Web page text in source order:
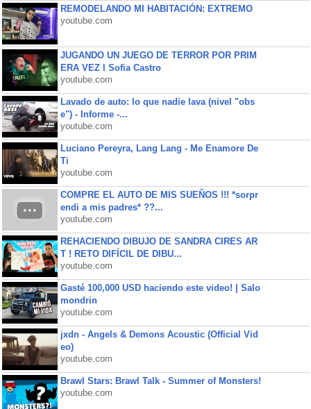
REMODELANDO MI HABITACIÓN: EXTREMO
youtube.com
JUGANDO UN JUEGO DE TERROR POR PRIM
ERA VEZ l Sofia Castro
youtube.com
Lavado de auto: lo que nadie lava (nivel "obs
e") - Informe -...
youtube.com
Luciano Pereyra, Lang Lang - Me Enamore De
Ti
youtube.com
COMPRE EL AUTO DE MIS SUEÑOS !!! *sorpr
endi a mis padres* ??...
youtube.com
REHACIENDO DIBUJO DE SANDRA CIRES AR
T ! RETO DIFÍCIL DE DIBU...
youtube.com
Gasté 100,000 USD haciendo este video! | Salo
mondrin
youtube.com
jxdn - Angels & Demons Acoustic (Official Vid
eo)
youtube.com
Brawl Stars: Brawl Talk - Summer of Monsters!
youtube.com